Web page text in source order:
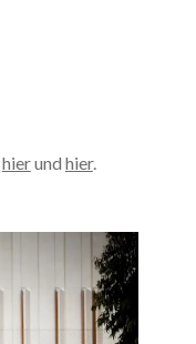
hierund hier.